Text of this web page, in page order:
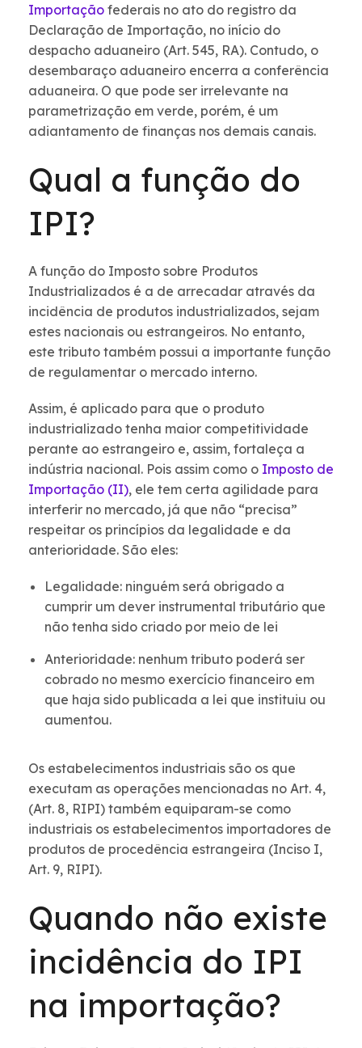
Importação federais no ato do registro da
Declaração de Importação, no início do
despacho aduaneiro (Art. 545, RA). Contudo, o
desembaraço aduaneiro encerra a conferência
aduaneira. O que pode ser irrelevante na
parametrização em verde, porém, é um
adiantamento de finanças nos demais canais.
Qual a função do
IPI?
A função do Imposto sobre Produtos
Industrializados é a de arrecadar através da
incidência de produtos industrializados, sejam
estes nacionais ou estrangeiros. No entanto,
este tributo também possui a importante função
de regulamentar o mercado interno.
Assim, é aplicado para que o produto
industrializado tenha maior competitividade
perante ao estrangeiro e, assim, fortaleça a
indústria nacional. Pois assim como o Imposto de
Importação (II), ele tem certa agilidade para
interferir no mercado, já que não “precisa”
respeitar os princípios da legalidade e da
anterioridade. São eles:
Legalidade: ninguém será obrigado a
cumprir um dever instrumental tributário que
não tenha sido criado por meio de lei
Anterioridade: nenhum tributo poderá ser
cobrado no mesmo exercício financeiro em
que haja sido publicada a lei que instituiu ou
aumentou.
Os estabelecimentos industriais são os que
executam as operações mencionadas no Art. 4,
(Art. 8, RIPI) também equiparam-se como
industriais os estabelecimentos importadores de
produtos de procedência estrangeira (Inciso I,
Art. 9, RIPI).
Quando não existe
incidência do IPI
na importação?